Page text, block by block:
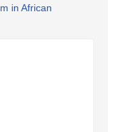
in African